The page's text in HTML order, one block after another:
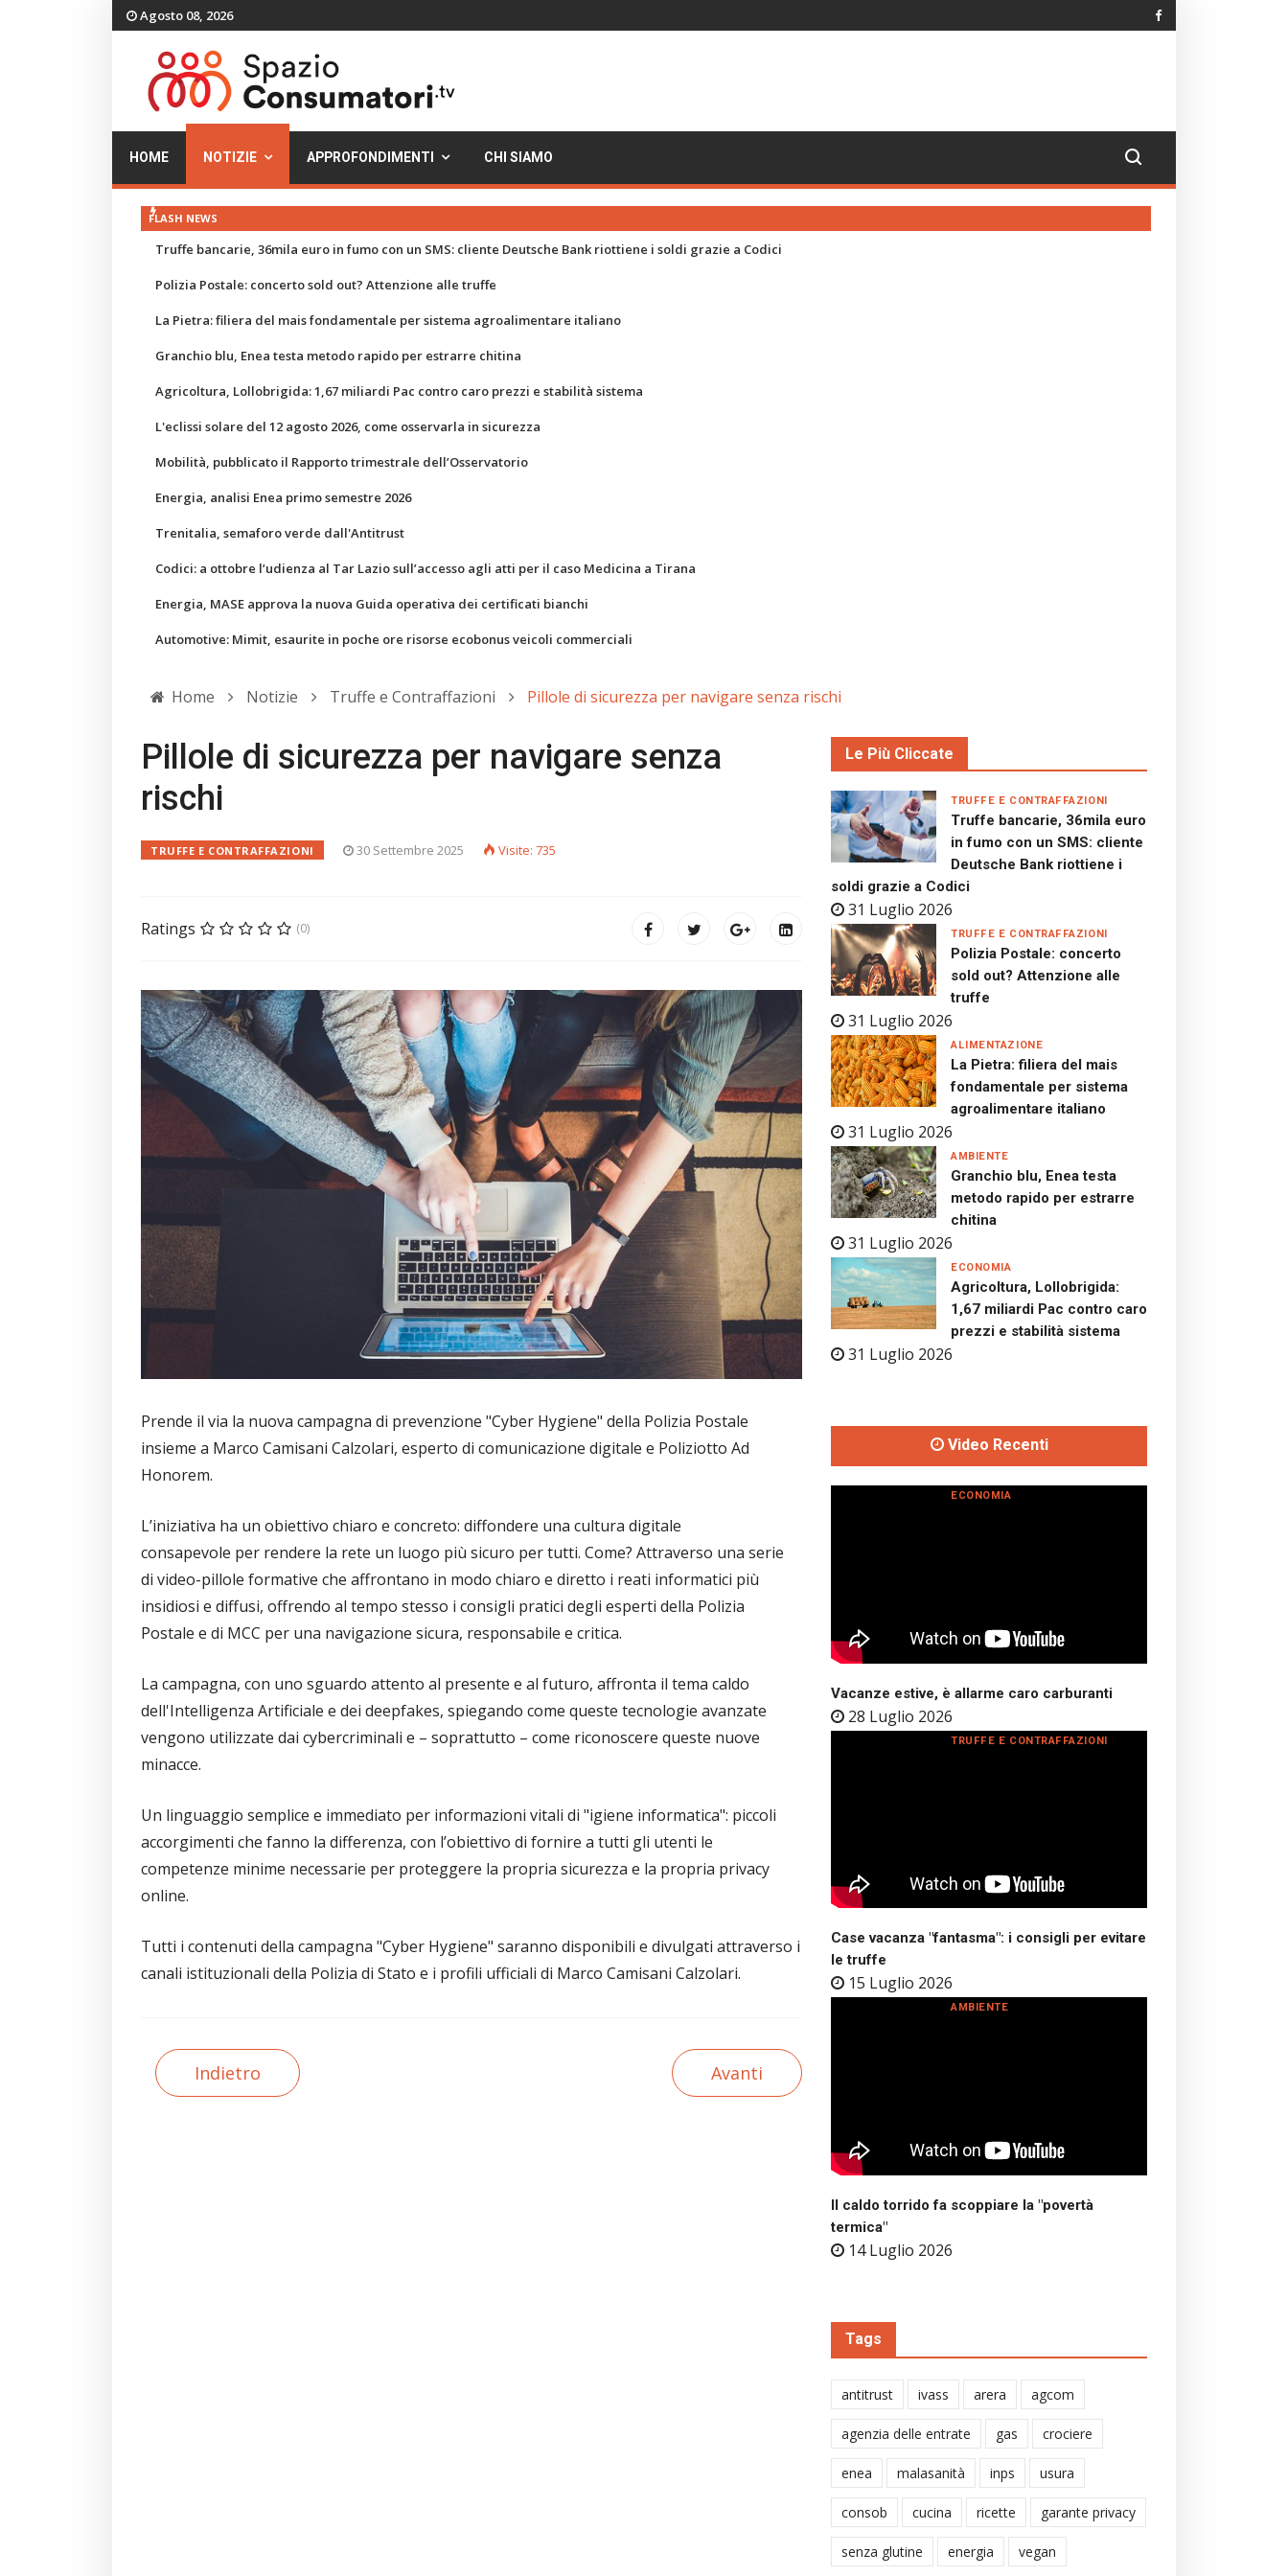
Agosto 08, 2026
HOME NOTIZIE APPROFONDIMENTI CHI SIAMO
FLASH NEWS
Truffe bancarie, 36mila euro in fumo con un SMS: cliente Deutsche Bank riottiene i soldi grazie a Codici
Polizia Postale: concerto sold out? Attenzione alle truffe
La Pietra: filiera del mais fondamentale per sistema agroalimentare italiano
Granchio blu, Enea testa metodo rapido per estrarre chitina
Agricoltura, Lollobrigida: 1,67 miliardi Pac contro caro prezzi e stabilità sistema
L'eclissi solare del 12 agosto 2026, come osservarla in sicurezza
Mobilità, pubblicato il Rapporto trimestrale dell’Osservatorio
Energia, analisi Enea primo semestre 2026
Trenitalia, semaforo verde dall'Antitrust
Codici: a ottobre l’udienza al Tar Lazio sull’accesso agli atti per il caso Medicina a Tirana
Energia, MASE approva la nuova Guida operativa dei certificati bianchi
Automotive: Mimit, esaurite in poche ore risorse ecobonus veicoli commerciali
Home Notizie Truffe e Contraffazioni Pillole di sicurezza per navigare senza rischi
Pillole di sicurezza per navigare senza
rischi
TRUFFE E CONTRAFFAZIONI 30 Settembre 2025 Visite: 735
Ratings (0)
Prende il via la nuova campagna di prevenzione "Cyber Hygiene" della Polizia Postale
insieme a Marco Camisani Calzolari, esperto di comunicazione digitale e Poliziotto Ad
Honorem.
L’iniziativa ha un obiettivo chiaro e concreto: diffondere una cultura digitale
consapevole per rendere la rete un luogo più sicuro per tutti. Come? Attraverso una serie
di video-pillole formative che affrontano in modo chiaro e diretto i reati informatici più
insidiosi e diffusi, offrendo al tempo stesso i consigli pratici degli esperti della Polizia
Postale e di MCC per una navigazione sicura, responsabile e critica.
La campagna, con uno sguardo attento al presente e al futuro, affronta il tema caldo
dell'Intelligenza Artificiale e dei deepfakes, spiegando come queste tecnologie avanzate
vengono utilizzate dai cybercriminali e – soprattutto – come riconoscere queste nuove
minacce.
Un linguaggio semplice e immediato per informazioni vitali di "igiene informatica": piccoli
accorgimenti che fanno la differenza, con l’obiettivo di fornire a tutti gli utenti le
competenze minime necessarie per proteggere la propria sicurezza e la propria privacy
online.
Tutti i contenuti della campagna "Cyber Hygiene" saranno disponibili e divulgati attraverso i
canali istituzionali della Polizia di Stato e i profili ufficiali di Marco Camisani Calzolari.
Indietro Avanti
Le Più Cliccate
Truffe bancarie, 36mila euro
in fumo con un SMS: cliente
Deutsche Bank riottiene i
soldi grazie a Codici
31 Luglio 2026
TRUFFE E CONTRAFFAZIONI
Polizia Postale: concerto
sold out? Attenzione alle
truffe
31 Luglio 2026
TRUFFE E CONTRAFFAZIONI
La Pietra: filiera del mais
fondamentale per sistema
agroalimentare italiano
31 Luglio 2026
ALIMENTAZIONE
Granchio blu, Enea testa
metodo rapido per estrarre
chitina
31 Luglio 2026
AMBIENTE
Agricoltura, Lollobrigida:
1,67 miliardi Pac contro caro
prezzi e stabilità sistema
31 Luglio 2026
ECONOMIA
Video Recenti
Vacanze estive, è allarme caro carburanti
28 Luglio 2026
ECONOMIA
Case vacanza "fantasma": i consigli per evitare
le truffe
15 Luglio 2026
TRUFFE E CONTRAFFAZIONI
Il caldo torrido fa scoppiare la "povertà
termica"
14 Luglio 2026
AMBIENTE
Tags
antitrust ivass arera agcom
agenzia delle entrate gas crociere
enea malasanità inps usura
consob cucina ricette garante privacy
senza glutine energia vegan